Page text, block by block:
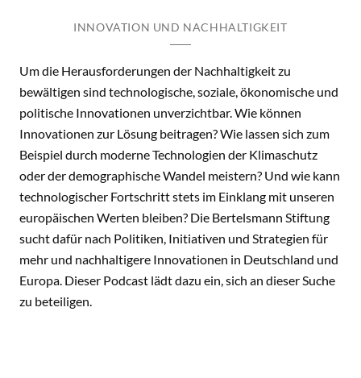
INNOVATION UND NACHHALTIGKEIT
Um die Herausforderungen der Nachhaltigkeit zu
bewältigen sind technologische, soziale, ökonomische und
politische Innovationen unverzichtbar. Wie können
Innovationen zur Lösung beitragen? Wie lassen sich zum
Beispiel durch moderne Technologien der Klimaschutz
oder der demographische Wandel meistern? Und wie kann
technologischer Fortschritt stets im Einklang mit unseren
europäischen Werten bleiben? Die Bertelsmann Stiftung
sucht dafür nach Politiken, Initiativen und Strategien für
mehr und nachhaltigere Innovationen in Deutschland und
Europa. Dieser Podcast lädt dazu ein, sich an dieser Suche
zu beteiligen.